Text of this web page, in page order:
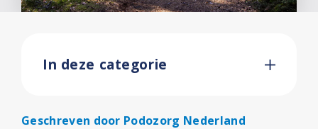
In deze categorie
Geschreven door Podozorg Nederland